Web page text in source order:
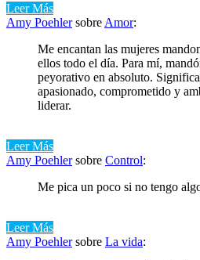
Leer Más
Amy Poehlersobre Amor:
Me encantan las mujeres
ellos todo el día. Para mí,
peyorativo en absoluto.
apasionado, comprometido y
liderar.
Leer Más
Amy Poehlersobre Control:
Me pica un poco si no tengo
Leer Más
Amy Poehlersobre La vida: